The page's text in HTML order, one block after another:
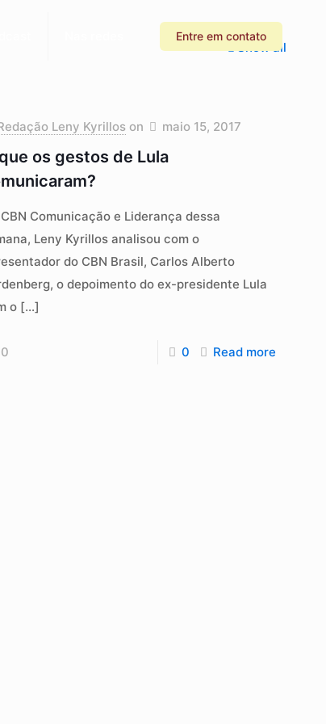
Entre em contato
Show all
Leny Kyrillos on maio 15, 2017
os gestos de Lula
Comunicação e Liderança dessa
Leny Kyrillos analisou com o
do CBN Brasil, Carlos Alberto
o depoimento do ex-presidente Lula
o […]
0 0 Read more